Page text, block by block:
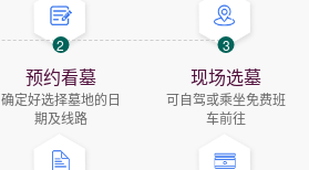
2
预约看墓
确定好选择墓地的日
期及线路
3
现场选墓
可自驾或乘坐免费班
车前往